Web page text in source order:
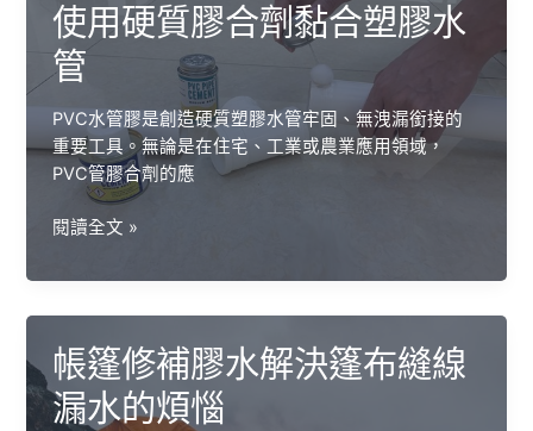
貼，
輕
鬆
復
充
氣
池
使用硬質膠合劑黏合塑膠水
管
PVC水管膠是創造硬質塑膠水管牢固、無洩漏銜接的
重要工具。無論是在住宅、工業或農業應用領域，
PVC管膠合劑的應
使
硬
合
劑
黏
閱讀全文 »
帳篷修補膠水解決篷布縫線
漏水的煩惱